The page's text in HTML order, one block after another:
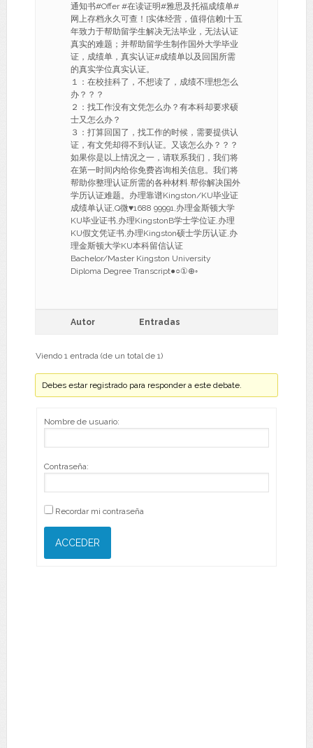
通知书#Offer #在读证明#雅思及托福成绩单#
网上存档永久可查！[实体经营，值得信赖]十五
年致力于帮助留学生解决无法毕业，无法认证
真实的难题；并帮助留学生制作国外大学毕业
证，成绩单，真实认证#成绩单以及回国所需
的真实学位真实认证。
１：在校挂科了，不想读了，成绩不理想怎么
办？？？
２：找工作没有文凭怎么办？有本科却要求硕
士又怎么办？
３：打算回国了，找工作的时候，需要提供认
证，有文凭却得不到认证。又该怎么办？？？
如果你是以上情况之一，请联系我们，我们将
在第一时间内给你免费咨询相关信息。我们将
帮助你整理认证所需的各种材料.帮你解决国外
学历认证难题。办理靠谱Kingston/KU毕业证
成绩单认证,Q微♥1688 99991,办理金斯顿大学
KU毕业证书,办理KingstonB学士学位证,办理
KU假文凭证书,办理Kingston硕士学历认证,办
理金斯顿大学KU本科留信认证
Bachelor/Master Kingston University
Diploma Degree Transcript●○①⊕◦
Autor Entradas
Viendo 1 entrada (de un total de 1)
Debes estar registrado para responder a este debate.
Nombre de usuario:
Contraseña:
Recordar mi contraseña
ACCEDER